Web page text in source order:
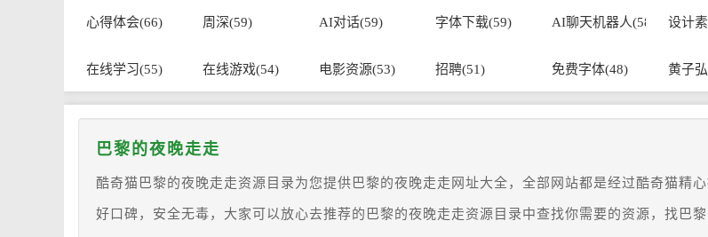
心得体会(66) 周深(59) AI对话(59) 字体下载(59) AI聊天机器人(58) 设计
在线学习(55) 在线游戏(54) 电影资源(53) 招聘(51) 免费字体(48) 黄子
巴黎的夜晚走走
酷奇猫巴黎的夜晚走走资源目录为您提供巴黎的夜晚走走网址大全，全部网站都是经过酷奇猫精
好口碑，安全无毒，大家可以放心去推荐的巴黎的夜晚走走资源目录中查找你需要的资源，找巴